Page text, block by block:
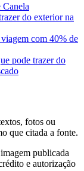
Canela
do exterior na
com 40% de
pode trazer do
fotos ou
que citada a fonte.
publicada
e autorização